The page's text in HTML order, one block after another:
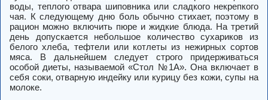
воды, теплого отвара шиповника или сладкого некрепкого
чая. К следующему дню боль обычно стихает, поэтому в
рацион можно включить пюре и жидкие блюда. На третий
день допускается небольшое количество сухариков из
белого хлеба, тефтели или котлеты из нежирных сортов
мяса. В дальнейшем следует строго придерживаться
особой диеты, называемой «Стол №1А». Она включает в
себя соки, отварную индейку или курицу без кожи, супы на
молоке.